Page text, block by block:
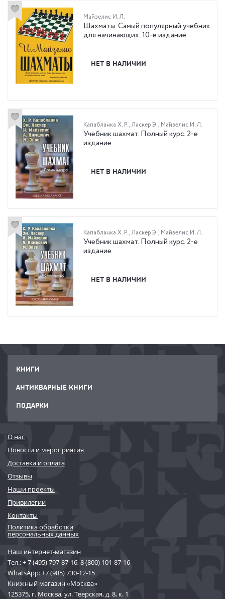
Майзелис И. Л.
Шахматы. Самый популярный учебник
для начинающих. 10-е издание
НЕТ В НАЛИЧИИ
Капабланка Х. Р.,Ласкер Э., Майзелис И. Л.
Учебник шахмат. Полный курс. 2-е
издание
НЕТ В НАЛИЧИИ
Капабланка Х. Р.,Ласкер Э., Майзелис И. Л.
Учебник шахмат. Полный курс. 2-е
издание
НЕТ В НАЛИЧИИ
КНИГИ
АНТИКВАРНЫЕ КНИГИ
ПОДАРКИ
О нас
Новости и мероприятия
Доставка и оплата
Отзывы
Наши проекты
Привилегии
Контакты
Политика обработки
персональных данных
Наш интернет-магазин
Тел.:+ 7 (495) 797-87-16,8 (800) 101-87-16
WhatsApp:+7 (985) 730-12-15
Книжный магазин «Москва»
125375, г. Москва, ул. Тверская, д. 8, к. 1